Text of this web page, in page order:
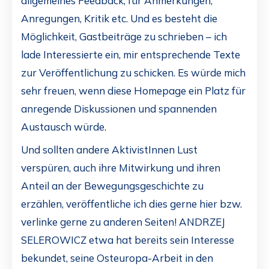
Anregungen, Kritik etc. Und es besteht die
Möglichkeit, Gastbeiträge zu schrieben – ich
lade Interessierte ein, mir entsprechende Texte
zur Veröffentlichung zu schicken. Es würde mich
sehr freuen, wenn diese Homepage ein Platz für
anregende Diskussionen und spannenden
Austausch würde.
Und sollten andere AktivistInnen Lust
verspüren, auch ihre Mitwirkung und ihren
Anteil an der Bewegungsgeschichte zu
erzählen, veröffentliche ich dies gerne hier bzw.
verlinke gerne zu anderen Seiten! ANDRZEJ
SELEROWICZ etwa hat bereits sein Interesse
bekundet, seine Osteuropa-Arbeit in den